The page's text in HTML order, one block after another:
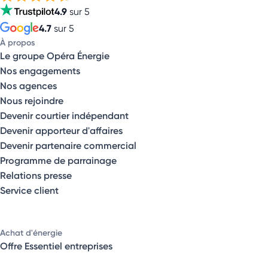
4.9 sur 5
4.7 sur 5
À propos
Le groupe Opéra Énergie
Nos engagements
Nos agences
Nous rejoindre
Devenir courtier indépendant
Devenir apporteur d'affaires
Devenir partenaire commercial
Programme de parrainage
Relations presse
Service client
Achat d'énergie
Offre Essentiel entreprises